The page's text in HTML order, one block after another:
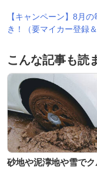
【キャンペーン】8月
き！（要マイカー登録
こんな記事も読
砂地や泥濘地や雪で